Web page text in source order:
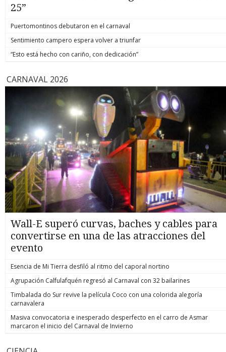
25”
Puertomontinos debutaron en el carnaval
Sentimiento campero espera volver a triunfar
“Esto está hecho con cariño, con dedicación”
CARNAVAL 2026
Wall-E superó curvas, baches y cables para
convertirse en una de las atracciones del
evento
Esencia de Mi Tierra desfiló al ritmo del caporal nortino
Agrupación Calfulafquén regresó al Carnaval con 32 bailarines
Timbalada do Sur revive la película Coco con una colorida alegoría
carnavalera
Masiva convocatoria e inesperado desperfecto en el carro de Asmar
marcaron el inicio del Carnaval de Invierno